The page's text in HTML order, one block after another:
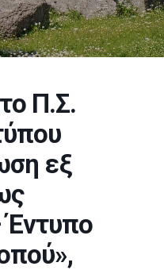
Π.Σ.
εξ
Έντυπο